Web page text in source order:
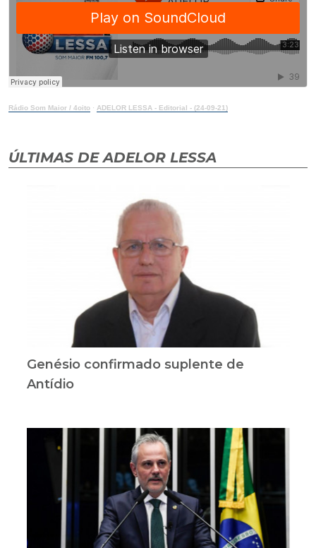
Rádio Som Maior / 4oito · ADELOR LESSA - Editorial - (24-09-21)
ÚLTIMAS DE ADELOR LESSA
Genésio confirmado suplente de
Antídio